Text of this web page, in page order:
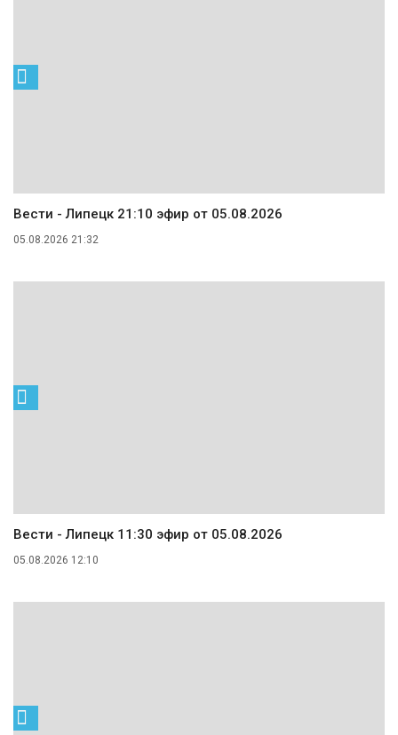
Вести - Липецк 21:10 эфир от 05.08.2026
05.08.2026 21:32
Вести - Липецк 11:30 эфир от 05.08.2026
05.08.2026 12:10